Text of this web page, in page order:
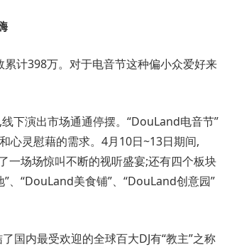
计398万。对于电音节这种偏小众爱好来
演出市场通通停摆。“DouLand电音节”
心灵慰藉的需求。4月10日~13日期间,
一场场惊叫不断的视听盛宴;还有四个板块
“DouLand美食铺”、“DouLand创意园”
内最受欢迎的全球百大DJ有“教主”之称